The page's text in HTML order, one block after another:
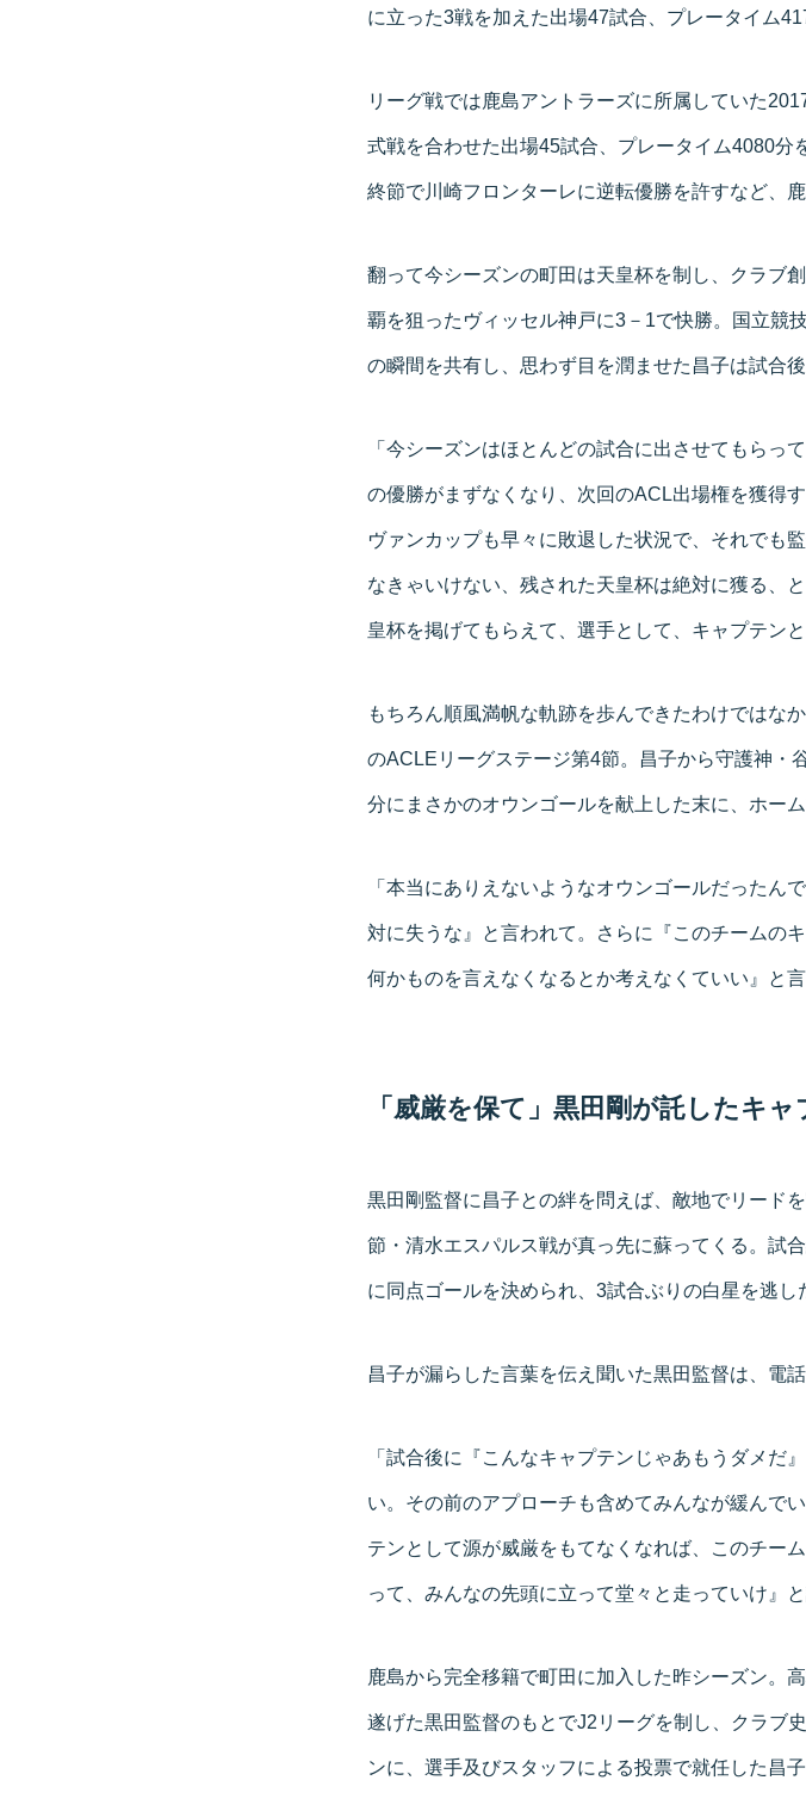
に立った3戦を加えた出場47試合、プレータイム
リーグ戦では鹿島アントラーズに所属していた
式戦を合わせた出場45試合、プレータイム4080
終節で川崎フロンターレに逆転優勝を許すなど、
翻って今シーズンの町田は天皇杯を制し、クラブ
覇を狙ったヴィッセル神戸に3－1で快勝。国立競
の瞬間を共有し、思わず目を潤ませた昌子は試合
「今シーズンはほとんどの試合に出させてもらっ
の優勝がまずなくなり、次回のACL出場権を獲得
ヴァンカップも早々に敗退した状況で、それでも
なきゃいけない、残された天皇杯は絶対に獲る、
皇杯を掲げてもらえて、選手として、キャプテン
もちろん順風満帆な軌跡を歩んできたわけではな
のACLEリーグステージ第4節。昌子から守護神・
分にまさかのオウンゴールを献上した末に、ホー
「本当にありえないようなオウンゴールだったん
対に失うな』と言われて。さらに『このチームの
何かものを言えなくなるとか考えなくていい』と
「威厳を保て」黒田剛が託したキ
黒田剛監督に昌子との絆を問えば、敵地でリード
節・清水エスパルス戦が真っ先に蘇ってくる。試
に同点ゴールを決められ、3試合ぶりの白星を逃し
昌子が漏らした言葉を伝え聞いた黒田監督は、電
「試合後に『こんなキャプテンじゃあもうダメだ
い。その前のアプローチも含めてみんなが緩んで
テンとして源が威厳をもてなくなれば、このチー
って、みんなの先頭に立って堂々と走っていけ』
鹿島から完全移籍で町田に加入した昨シーズン。
遂げた黒田監督のもとでJ2リーグを制し、クラブ
ンに、選手及びスタッフによる投票で就任した昌